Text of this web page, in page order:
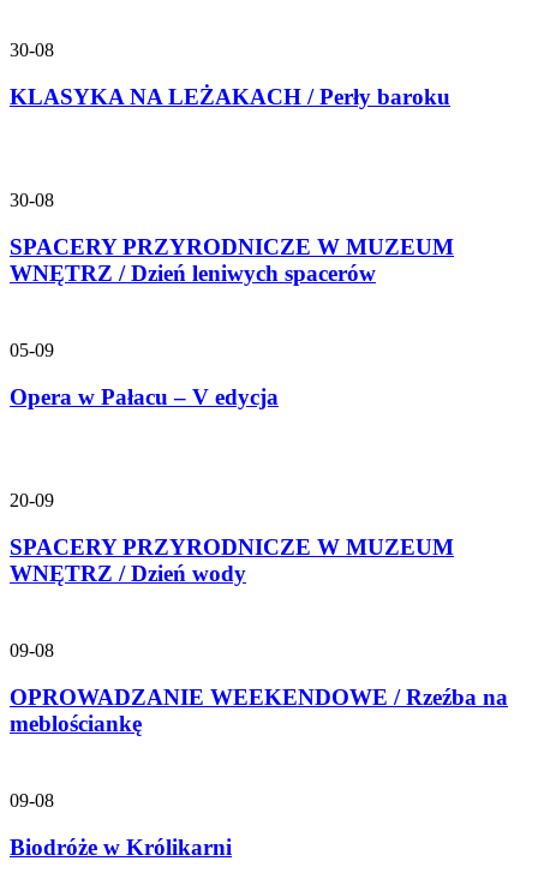
30-08
KLASYKA NA LEŻAKACH / Perły baroku
30-08
SPACERY PRZYRODNICZE W MUZEUM
WNĘTRZ / Dzień leniwych spacerów
05-09
Opera w Pałacu – V edycja
20-09
SPACERY PRZYRODNICZE W MUZEUM
WNĘTRZ / Dzień wody
09-08
OPROWADZANIE WEEKENDOWE / Rzeźba na
meblościankę
09-08
Biodróże w Królikarni